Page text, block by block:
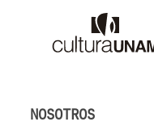
NOSOTROS